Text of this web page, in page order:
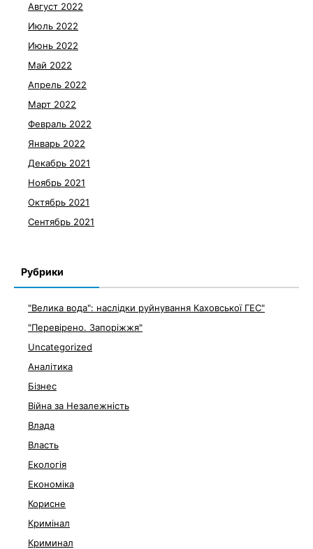
Август 2022
Июль 2022
Июнь 2022
Май 2022
Апрель 2022
Март 2022
Февраль 2022
Январь 2022
Декабрь 2021
Ноябрь 2021
Октябрь 2021
Сентябрь 2021
Рубрики
"Велика вода": наслідки руйнування Каховської ГЕС"
"Перевірено. Запоріжжя"
Uncategorized
Аналітика
Бізнес
Війна за Незалежність
Влада
Власть
Екологія
Економіка
Корисне
Кримінал
Криминал